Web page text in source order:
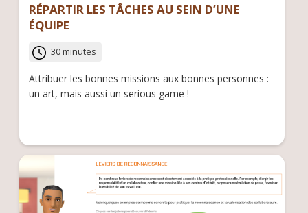
RÉPARTIR LES TÂCHES AU SEIN D’UNE
ÉQUIPE
30 minutes
Attribuer les bonnes missions aux bonnes personnes :
un art, mais aussi un serious game !